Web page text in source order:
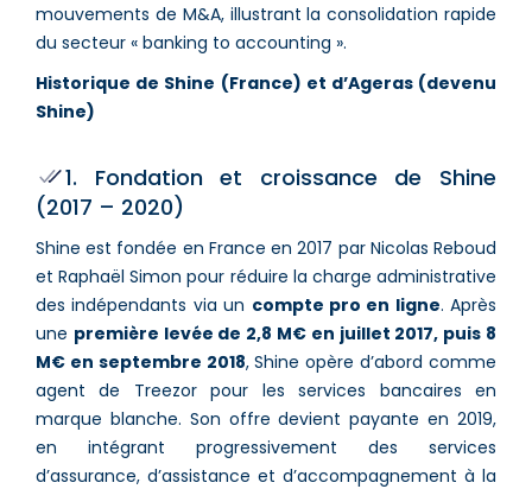
mouvements de M&A, illustrant la consolidation rapide
du secteur « banking to accounting ».
Historique de Shine (France) et d’Ageras (devenu
Shine)
1. Fondation et croissance de Shine
(2017 – 2020)
Shine est fondée en France en 2017 par Nicolas Reboud
et Raphaël Simon pour réduire la charge administrative
des indépendants via un compte pro en ligne. Après
une première levée de 2,8 M€ en juillet 2017, puis 8
M€ en septembre 2018, Shine opère d’abord comme
agent de Treezor pour les services bancaires en
marque blanche. Son offre devient payante en 2019,
en intégrant progressivement des services
d’assurance, d’assistance et d’accompagnement à la